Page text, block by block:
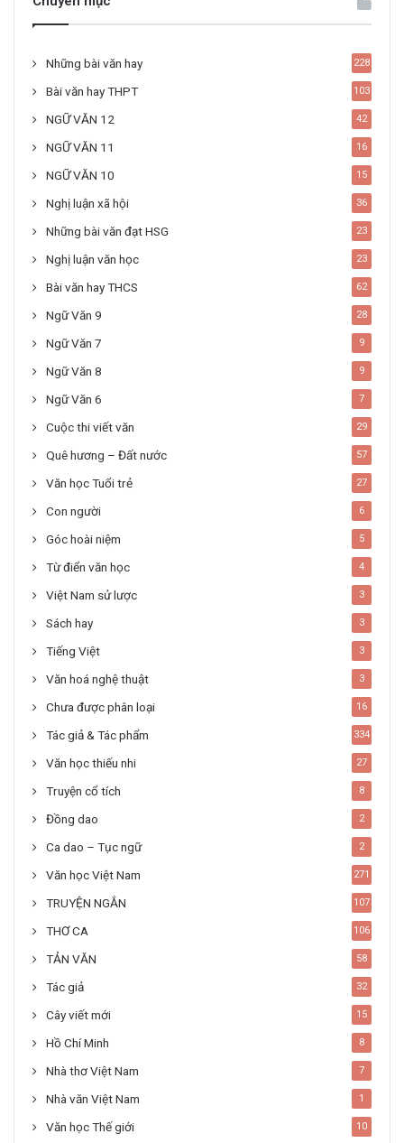
Những bài văn hay 228
Bài văn hay THPT 103
NGỮ VĂN 12 42
NGỮ VĂN 11 16
NGỮ VĂN 10 15
Nghị luận xã hội 36
Những bài văn đạt HSG 23
Nghị luận văn học 23
Bài văn hay THCS 62
Ngữ Văn 9 28
Ngữ Văn 7 9
Ngữ Văn 8 9
Ngữ Văn 6 7
Cuộc thi viết văn 29
Quê hương – Đất nước 57
Văn học Tuổi trẻ 27
Con người 6
Góc hoài niệm 5
Từ điển văn học 4
Việt Nam sử lược 3
Sách hay 3
Tiếng Việt 3
Văn hoá nghệ thuật 3
Chưa được phân loại 16
Tác giả & Tác phẩm 334
Văn học thiếu nhi 27
Truyện cổ tích 8
Đồng dao 2
Ca dao – Tục ngữ 2
Văn học Việt Nam 271
TRUYỆN NGẮN 107
THƠ CA 106
TẢN VĂN 58
Tác giả 32
Cây viết mới 15
Hồ Chí Minh 8
Nhà thơ Việt Nam 7
Nhà văn Việt Nam 1
Văn học Thế giới 10